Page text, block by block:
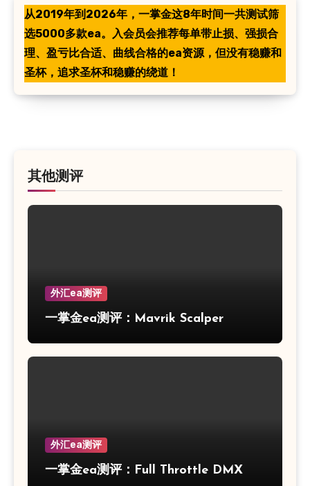
从2019年到2026年，一掌金这8年时间一共测试筛
选5000多款ea。入会员会推荐每单带止损、强损合
理、盈亏比合适、曲线合格的ea资源，但没有稳赚和
圣杯，追求圣杯和稳赚的绕道！
其他测评
外汇ea测评
一掌金ea测评：Mavrik Scalper
外汇ea测评
一掌金ea测评：Full Throttle DMX